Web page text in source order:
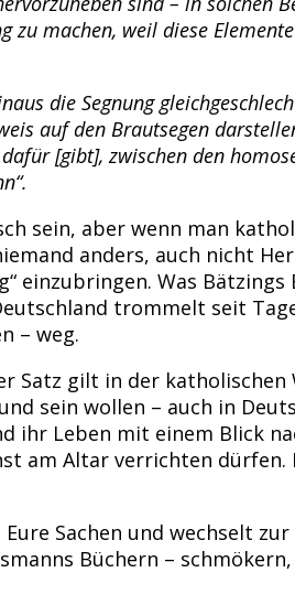
machen, weil diese
die Segnung
auf den Brautsegen
[gibt], zwischen den
sein, aber wenn man
anders, auch nicht
einzubringen. Was
trommelt seit
– weg.
gilt in der katholischen
sein wollen – auch in
ihr Leben mit einem Blick
am Altar verrichten dürfen.
Sachen und wechselt
Büchern –